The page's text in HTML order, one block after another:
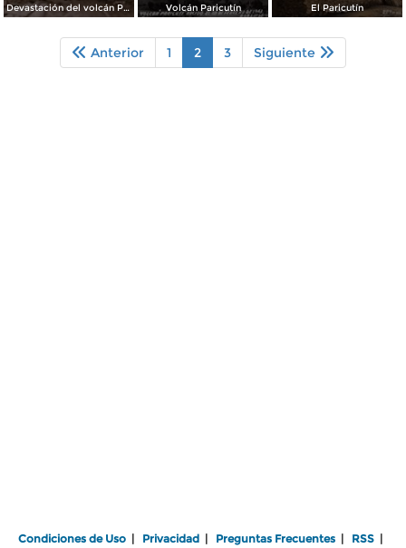
Devastación del volcán Paricutín Volcán Paricutín El Paricutín
Anterior 1 2 3 Siguiente
Condiciones de Uso | Privacidad | Preguntas Frecuentes | RSS |